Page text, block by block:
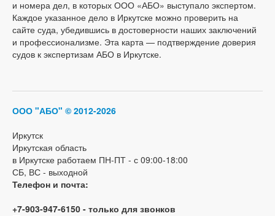
и номера дел, в которых ООО «АБО» выступало экспертом.
Каждое указанное дело в Иркутске можно проверить на
сайте суда, убедившись в достоверности наших заключений
и профессионализме. Эта карта — подтверждение доверия
судов к экспертизам АБО в Иркутске.
ООО "АБО" © 2012-2026
Иркутск
Иркутская область
в Иркутске работаем ПН-ПТ - с 09:00-18:00
СБ, ВС - выходной
Телефон и почта:
+7-903-947-6150 - только для звонков